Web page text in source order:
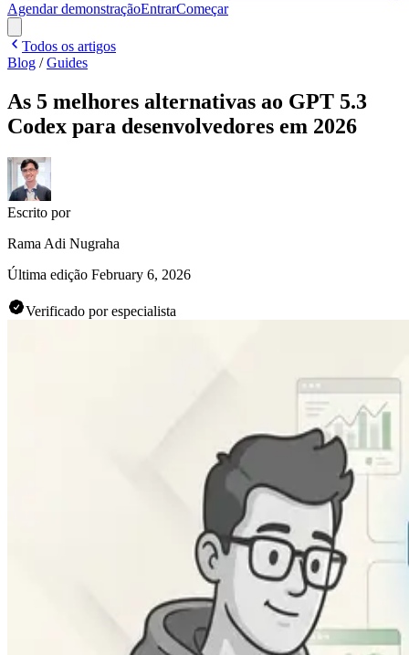
Agendar demonstraçãoEntrarComeçar
Todos os artigos
Blog /Guides
As 5 melhores alternativas ao GPT 5.3
Codex para desenvolvedores em 2026
Escrito por
Rama Adi Nugraha
Última edição February 6, 2026
Verificado por especialista